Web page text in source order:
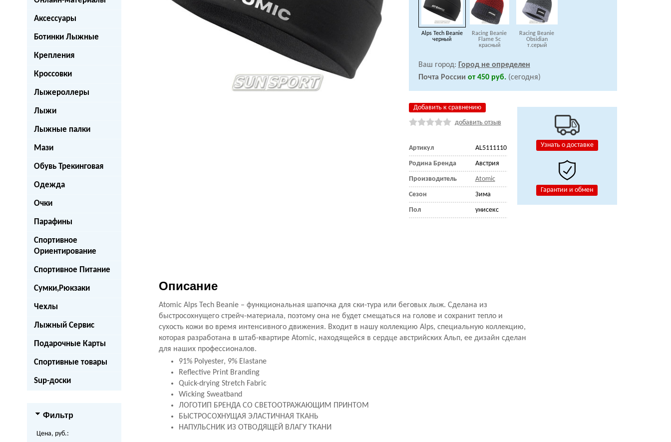
Аксессуары
Ботинки Лыжные
Крепления
Кроссовки
Лыжероллеры
Лыжи
Лыжные палки
Мази
Обувь Трекинговая
Одежда
Очки
Парафины
Спортивное
Ориентирование
Спортивное Питание
Сумки,Рюкзаки
Чехлы
Лыжный Сервис
Подарочные Карты
Спортивные товары
Sup-доски
Фильтр
Цена, руб.:
Alps Tech Beanie
черный
Racing Beanie
Flame Sc
красный
Racing Beanie
Obsidian
т.серый
Ваш город: Город не определен
Почта России от 450 руб. (сегодня)
Добавить к сравнению
добавить отзыв
Артикул AL5111110
Родина Бренда Австрия
Производитель Atomic
Сезон Зима
Пол унисекс
Узнать о доставке
Гарантии и обмен
Описание
Atomic Alps Tech Beanie – функциональная шапочка для ски-тура или беговых лыж. Сделана из
быстросохнущего стрейч-материала, поэтому она не будет смещаться на голове и сохранит тепло и
сухость кожи во время интенсивного движения. Входит в нашу коллекцию Alps, специальную коллекцию,
которая разработана в штаб-квартире Atomic, находящейся в сердце австрийских Альп, ее дизайн сделан
для наших профессионалов.
91% Polyester, 9% Elastane
Reflective Print Branding
Quick-drying Stretch Fabric
Wicking Sweatband
ЛОГОТИП БРЕНДА СО СВЕТООТРАЖАЮЩИМ ПРИНТОМ
БЫСТРОСОХНУЩАЯ ЭЛАСТИЧНАЯ ТКАНЬ
НАПУЛЬСНИК ИЗ ОТВОДЯЩЕЙ ВЛАГУ ТКАНИ